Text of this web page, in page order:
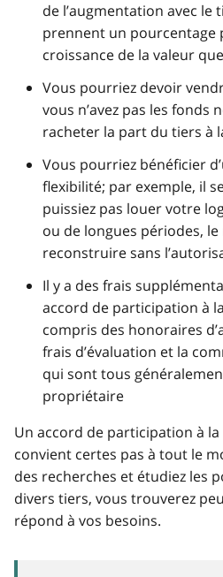
de l’augmentation avec le
prennent un pourcentage
croissance de la valeur
Vous pourriez devoir
vous n’avez pas les fonds
racheter la part du tiers à
Vous pourriez bénéficier
flexibilité; par exemple, il
puissiez pas louer votre
ou de longues périodes,
reconstruire sans
Il y a des frais
accord de participation à
compris des honoraires
frais d’évaluation et la
qui sont tous
propriétaire
Un accord de participation à
convient certes pas à tout le
des recherches et étudiez les
divers tiers, vous trouverez
répond à vos besoins.